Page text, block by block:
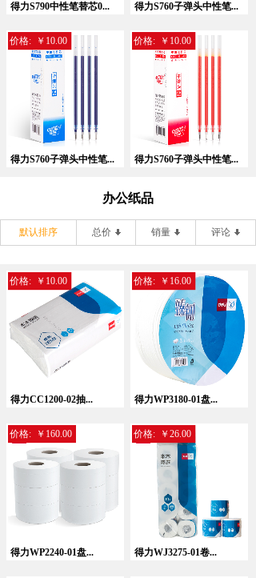
得力S790中性笔替芯0... 得力S760子弹头中性笔...
得力S760子弹头中性笔...
价格: ￥10.00
得力S760子弹头中性笔...
价格: ￥10.00
办公纸品
默认排序 总价 销量 评论
得力CC1200-02抽...
价格: ￥10.00
得力WP3180-01盘...
价格: ￥16.00
得力WP2240-01盘...
价格: ￥160.00
得力WJ3275-01卷...
价格: ￥26.00